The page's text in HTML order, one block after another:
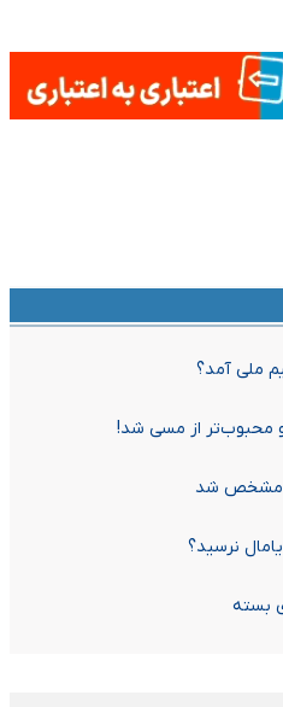
ملی آمد؟
محبوب‌تر از مسی شد!
مشخص شد
بسته